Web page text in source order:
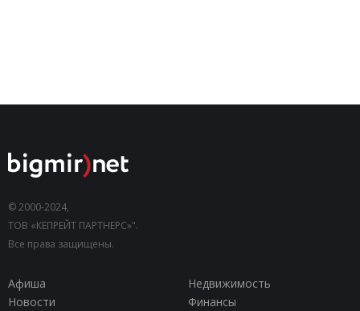
© 2000-2024,
ТОВ «КЕПРЕЙТ ПАРТНЕРС»".
Все права защищены.
Афиша
Недвижимость
Новости
Финансы